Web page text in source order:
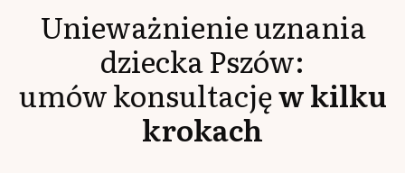
Unieważnienie uznania
dzieckaPszów:
umów konsultacjęw kilku
krokach